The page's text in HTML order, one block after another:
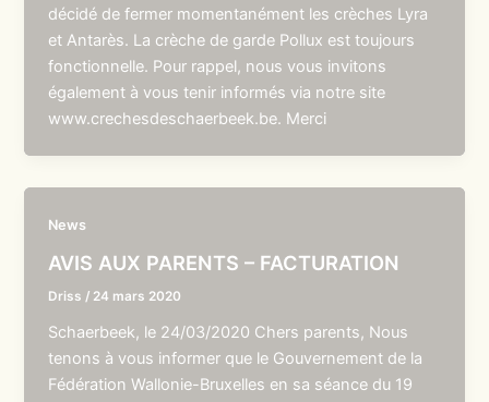
décidé de fermer momentanément les crèches Lyra
et Antarès. La crèche de garde Pollux est toujours
fonctionnelle. Pour rappel, nous vous invitons
également à vous tenir informés via notre site
www.crechesdeschaerbeek.be. Merci
News
AVIS AUX PARENTS – FACTURATION
Driss / 24 mars 2020
Schaerbeek, le 24/03/2020 Chers parents, Nous
tenons à vous informer que le Gouvernement de la
Fédération Wallonie-Bruxelles en sa séance du 19